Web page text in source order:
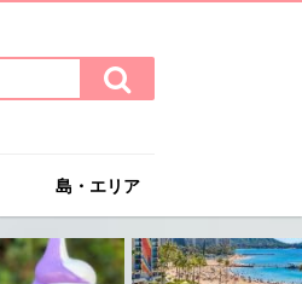
検
索
す
島・エリア